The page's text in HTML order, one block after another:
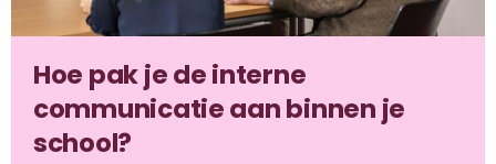
Hoe pak je de interne
communicatie aan binnen je
school?